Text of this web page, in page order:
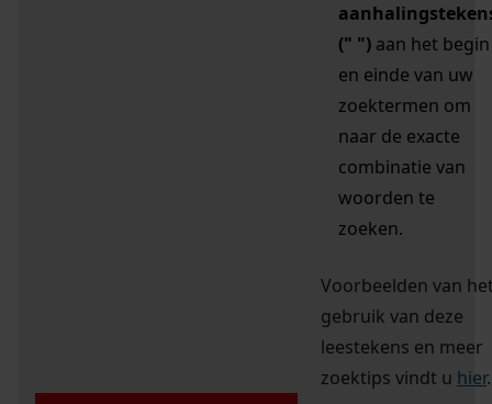
(" ") aan het begin
en einde van uw
zoektermen om
naar de exacte
combinatie van
woorden te
zoeken.
Voorbeelden van
gebruik van deze
leestekens en meer
zoektips vindt u hier.